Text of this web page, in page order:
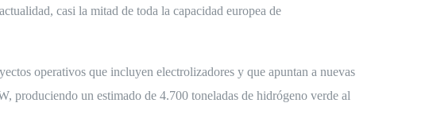
casi la mitad de toda la capacidad europea de
operativos que incluyen electrolizadores y que apuntan a nuevas
produciendo un estimado de 4.700 toneladas de hidrógeno verde al